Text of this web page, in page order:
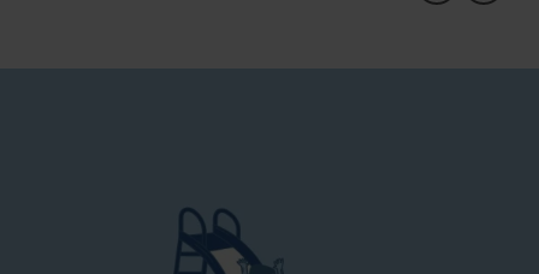
geschützten Bereich mit altersgerechten
Spielmöglichkeiten – so wird der Besuch für die
ganze Familie entspannt.